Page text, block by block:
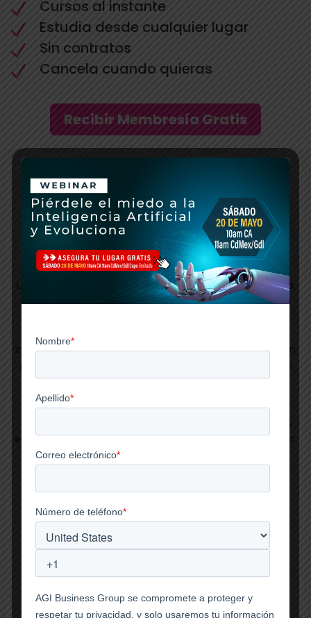
N Cursos al instante
N Estudia desde cualquier lugar
N Sin contratos
N Cancela cuando quieras
Recibir Membresía Gratis
Contrata a Adriana Gallardo
Madre de tres hijos, esposa, empresaria, productora,
mentora, autora, coach de vida y empresarial,
conferencista Internacional.
Uno de los propósitos más grandes de Adriana Gallardo,
es empoderar a las mujeres. A raíz de esto, escribió su
capaz de lograr todo lo que se propone cuando tiene un
no se deja detener por el miedo.
Esto la ha llevado a grandes escenarios como Vogue y
eventos importantes en diferentes ciudades del mundo.